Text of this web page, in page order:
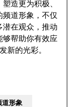
造更为积极、
道形象，不仅
潜在观众，推动
帮助你有效应
新的光彩。
道形象